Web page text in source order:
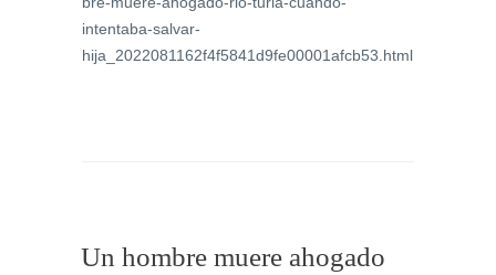
intentaba-salvar-
hija_2022081162f4f5841d9fe00001afcb53.html
Un hombre muere ahogado